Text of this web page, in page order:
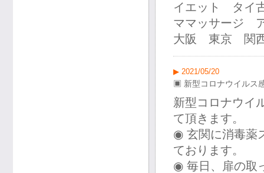
イエット タイ
ママッサージ
大阪 東京 関
▶ 2021/05/20
▣ 新型コロナウイルス
新型コロナウイ
て頂きます。
◉ 玄関に消毒薬
ております。
◉ 毎日、扉の取